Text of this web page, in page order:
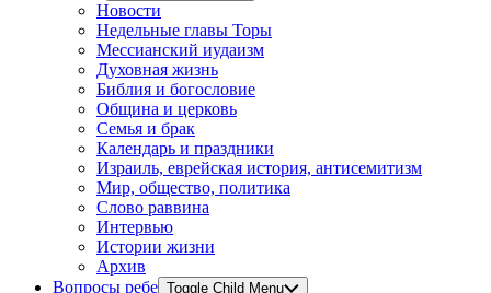
Новости
Недельные главы Торы
Мессианский иудаизм
Духовная жизнь
Библия и богословие
Община и церковь
Семья и брак
Календарь и праздники
Израиль, еврейская история, антисемитизм
Мир, общество, политика
Слово раввина
Интервью
Истории жизни
Архив
Вопросы ребе Toggle Child Menu